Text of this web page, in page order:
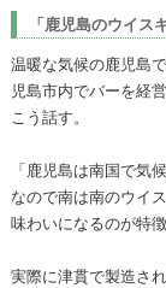
「鹿児島のウイス
温暖な気候の鹿児島
児島市内でバーを経
こう話す。
「鹿児島は南国で気
なので南は南のウイ
味わいになるのが特徴
実際に津貫で製造さ